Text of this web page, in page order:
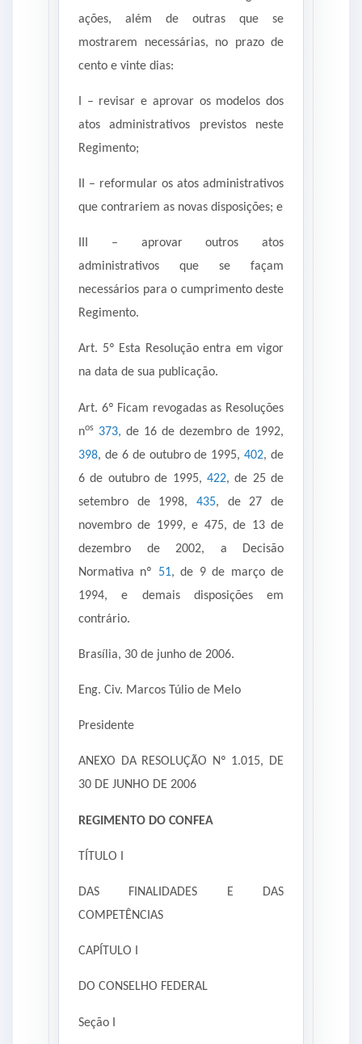
ações, além de outras que se
mostrarem necessárias, no prazo de
cento e vinte dias:
I – revisar e aprovar os modelos dos
atos administrativos previstos neste
Regimento;
II – reformular os atos administrativos
que contrariem as novas disposições; e
III – aprovar outros atos
administrativos que se façam
necessários para o cumprimento deste
Regimento.
Art. 5º Esta Resolução entra em vigor
na data de sua publicação.
Art. 6º Ficam revogadas as Resoluções
nos 373, de 16 de dezembro de 1992,
398, de 6 de outubro de 1995,402, de
6 de outubro de 1995, 422, de 25 de
setembro de 1998, 435, de 27 de
novembro de 1999, e 475, de 13 de
dezembro de 2002, a Decisão
Normativa nº 51, de 9 de março de
1994, e demais disposições em
contrário.
Brasília, 30 de junho de 2006.
Eng. Civ. Marcos Túlio de Melo
Presidente
ANEXO DA RESOLUÇÃO Nº 1.015, DE
30 DE JUNHO DE 2006
REGIMENTO DO CONFEA
TÍTULO I
DAS FINALIDADES E DAS
COMPETÊNCIAS
CAPÍTULO I
DO CONSELHO FEDERAL
Seção I